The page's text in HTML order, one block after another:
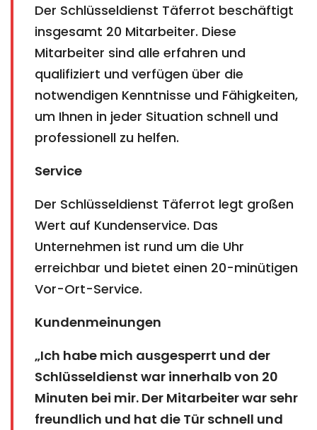
Der Schlüsseldienst Täferrot beschäftigt
insgesamt 20 Mitarbeiter. Diese
Mitarbeiter sind alle erfahren und
qualifiziert und verfügen über die
notwendigen Kenntnisse und Fähigkeiten,
um Ihnen in jeder Situation schnell und
professionell zu helfen.
Service
Der Schlüsseldienst Täferrot legt großen
Wert auf Kundenservice. Das
Unternehmen ist rund um die Uhr
erreichbar und bietet einen 20-minütigen
Vor-Ort-Service.
Kundenmeinungen
„Ich habe mich ausgesperrt und der
Schlüsseldienst war innerhalb von 20
Minuten bei mir. Der Mitarbeiter war sehr
freundlich und hat die Tür schnell und